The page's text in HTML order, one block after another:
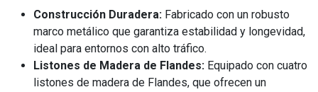
Construcción Duradera: Fabricado con un robusto
marco metálico que garantiza estabilidad y longevidad,
ideal para entornos con alto tráfico.
Listones de Madera de Flandes: Equipado con cuatro
listones de madera de Flandes, que ofrecen un